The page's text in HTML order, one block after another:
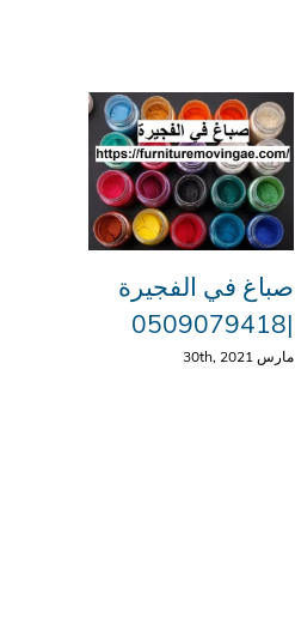
صباغ في الفجيرة
|0509079418
مارس 30th, 2021